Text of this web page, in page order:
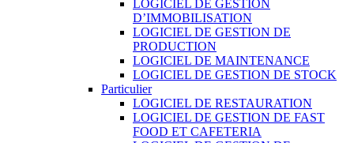
LOGICIEL DE GESTION
D’IMMOBILISATION
LOGICIEL DE GESTION DE
PRODUCTION
LOGICIEL DE MAINTENANCE
LOGICIEL DE GESTION DE STOCK
Particulier
LOGICIEL DE RESTAURATION
LOGICIEL DE GESTION DE FAST
FOOD ET CAFETERIA